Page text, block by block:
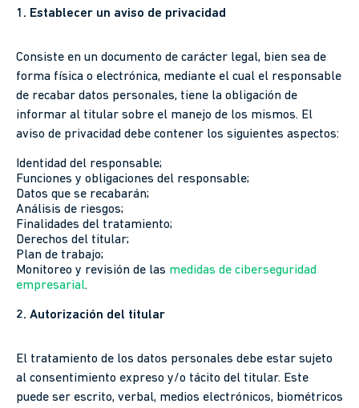
1. Establecer un aviso de privacidad
Consiste en un documento de carácter legal, bien sea de
forma física o electrónica, mediante el cual el responsable
de recabar datos personales, tiene la obligación de
informar al titular sobre el manejo de los mismos. El
aviso de privacidad debe contener los siguientes aspectos:
Identidad del responsable;
Funciones y obligaciones del responsable;
Datos que se recabarán;
Análisis de riesgos;
Finalidades del tratamiento;
Derechos del titular;
Plan de trabajo;
Monitoreo y revisión de las medidas de ciberseguridad
empresarial.
2. Autorización del titular
El tratamiento de los datos personales debe estar sujeto
al consentimiento expreso y/o tácito del titular. Este
puede ser escrito, verbal, medios electrónicos, biométricos